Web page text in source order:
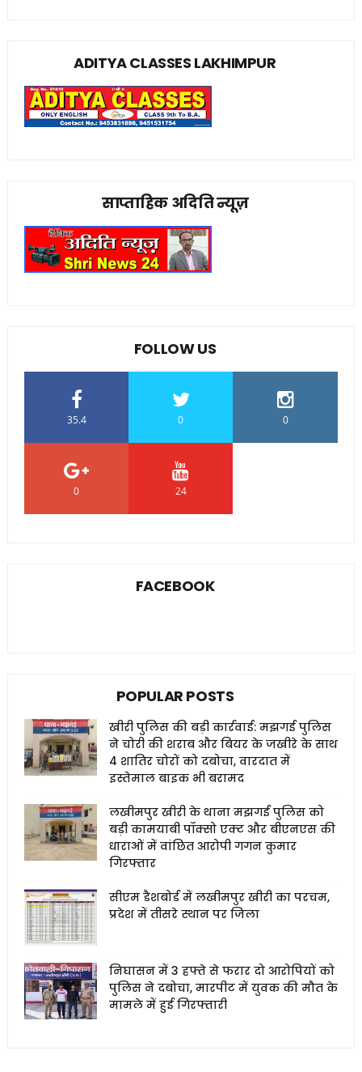
ADITYA CLASSES LAKHIMPUR
साप्ताहिक अदिति न्यूज़
FOLLOW US
35.4 0 0
0 24
FACEBOOK
POPULAR POSTS
खीरी पुलिस की बड़ी कार्रवाई: मझगई पुलिस
ने चोरी की शराब और बियर के जखीरे के साथ
4 शातिर चोरों को दबोचा, वारदात में
इस्तेमाल बाइक भी बरामद
लखीमपुर खीरी के थाना मझगई पुलिस को
बड़ी कामयाबी पॉक्सो एक्ट और बीएनएस की
धाराओं में वांछित आरोपी गगन कुमार
गिरफ्तार
सीएम डैशबोर्ड में लखीमपुर खीरी का परचम,
प्रदेश में तीसरे स्थान पर जिला
निघासन में 3 हफ्ते से फरार दो आरोपियों को
पुलिस ने दबोचा, मारपीट में युवक की मौत के
मामले में हुई गिरफ्तारी